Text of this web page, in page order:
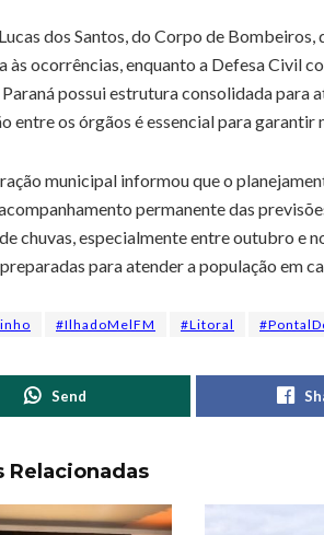
dos Santos, do Corpo de
às ocorrências, enquanto a Defesa Civil
possui estrutura consolidada para
entre os órgãos é essencial para garantir
municipal informou que o
permanente das
chuvas, especialmente entre outubro e
para atender a população em
#IlhadoMelFM #Litoral
Send
Relacionadas